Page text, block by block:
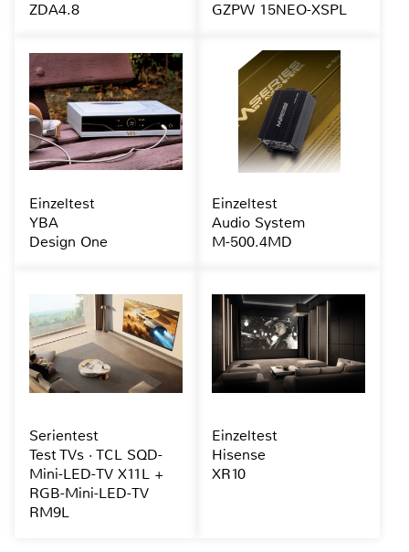
ZDA4.8 GZPW 15NEO-XSPL
Einzeltest
YBA
Design One
Einzeltest
Audio System
M-500.4MD
Serientest
Test TVs · TCL SQD-
Mini-LED-TV X11L +
RGB-Mini-LED-TV
RM9L
Einzeltest
Hisense
XR10